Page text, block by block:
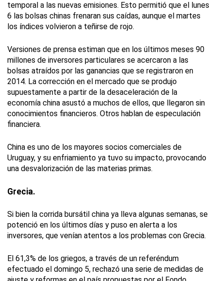
temporal a las nuevas emisiones. Esto permitió que el lunes
6 las bolsas chinas frenaran sus caídas, aunque el martes
los índices volvieron a teñirse de rojo.
Versiones de prensa estiman que en los últimos meses 90
millones de inversores particulares se acercaron a las
bolsas atraídos por las ganancias que se registraron en
2014. La corrección en el mercado que se produjo
supuestamente a partir de la desaceleración de la
economía china asustó a muchos de ellos, que llegaron sin
conocimientos financieros. Otros hablan de especulación
financiera.
China es uno de los mayores socios comerciales de
Uruguay, y su enfriamiento ya tuvo su impacto, provocando
una desvalorización de las materias primas.
Grecia.
Si bien la corrida bursátil china ya lleva algunas semanas, se
potenció en los últimos días y puso en alerta a los
inversores, que venían atentos a los problemas con Grecia.
El 61,3% de los griegos, a través de un referéndum
efectuado el domingo 5, rechazó una serie de medidas de